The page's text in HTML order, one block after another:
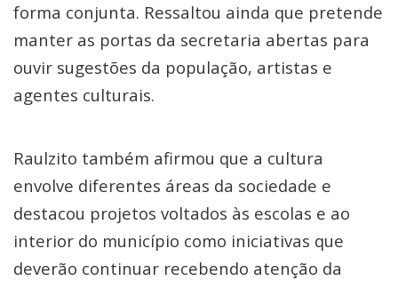
forma conjunta. Ressaltou ainda que pretende
manter as portas da secretaria abertas para
ouvir sugestões da população, artistas e
agentes culturais.
Raulzito também afirmou que a cultura
envolve diferentes áreas da sociedade e
destacou projetos voltados às escolas e ao
interior do município como iniciativas que
deverão continuar recebendo atenção da